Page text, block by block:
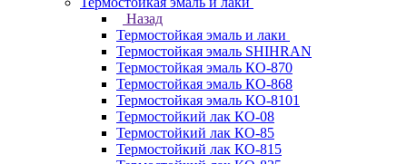
Назад
Термостойкая эмаль и лаки
Термостойкая эмаль SHIHRAN
Термостойкая эмаль КО-870
Термостойкая эмаль КО-868
Термостойкая эмаль КО-8101
Термостойкий лак КО-08
Термостойкий лак КО-85
Термостойкий лак КО-815